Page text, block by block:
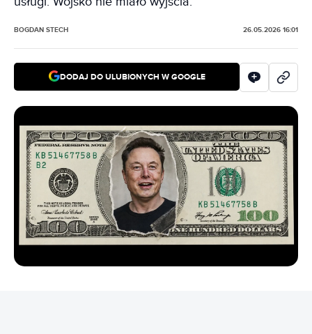
BOGDAN STECH 26.05.2026 16:01
DODAJ DO ULUBIONYCH W GOOGLE